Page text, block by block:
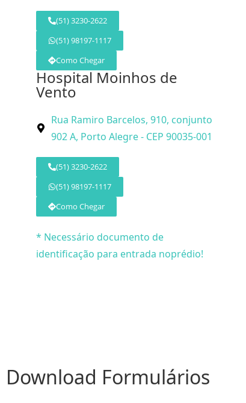
(51) 3230-2622
(51) 98197-1117
Como Chegar
Hospital Moinhos de
Vento
Rua Ramiro Barcelos, 910, conjunto
902 A, Porto Alegre - CEP 90035-001
(51) 3230-2622
(51) 98197-1117
Como Chegar
* Necessário documento de
identificação para entrada noprédio!
Download Formulários